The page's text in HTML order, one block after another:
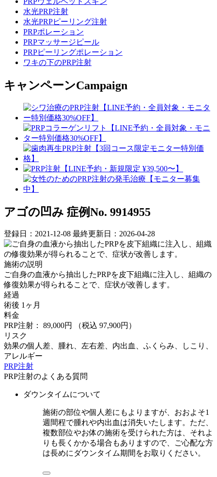
水光PRP注射
水光PRPピーリング注射
PRPポレーション
PRPマッサージピール
PRPピーリングポレーション
ワキの下のPRP注射
キャンペーンCampaign
アゴの凹み 症例No. 9914955
登録日：2021-12-08 最終更新日：2026-04-28
施術の説明
ご自身の血液から抽出したPRPを皮下組織に注入し、組織の
修復効果が得られることで、症状が改善します。
経過
術後 1ヶ月
料金
PRP注射： 89,000円
（税込 97,900円）
リスク
効果の個人差、腫れ、左右差、内出血、ふくらみ、しこり、
アレルギー
PRP注射
PRP注射のよくある質問
ダウンタイムについて
施術の部位や個人差にもよりますが、おおよそ1
週間程で腫れや内出血は消失いたします。ただ、
複数部位やお体の施術を受けられた方は、それよ
りも長くかかる場合もありますので、ご心配な方
は長めにダウンタイム期間をお取りください。